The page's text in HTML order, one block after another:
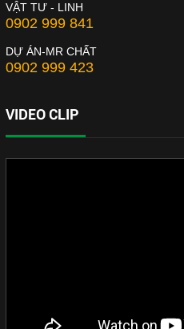
VẬT TƯ - LINH
0902 999 841
DỰ ÁN-MR CHẤT
0902 999 423
VIDEO CLIP